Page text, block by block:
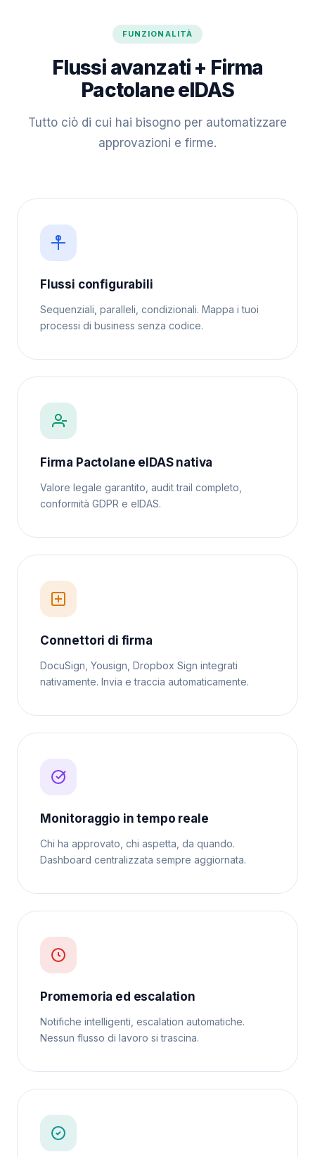
FUNZIONALITÀ
Flussi avanzati + Firma
Pactolane eIDAS
Tutto ciò di cui hai bisogno per automatizzare
approvazioni e firme.
Flussi configurabili
Sequenziali, paralleli, condizionali. Mappa i tuoi
processi di business senza codice.
Firma Pactolane eIDAS nativa
Valore legale garantito, audit trail completo,
conformità GDPR e eIDAS.
Connettori di firma
DocuSign, Yousign, Dropbox Sign integrati
nativamente. Invia e traccia automaticamente.
Monitoraggio in tempo reale
Chi ha approvato, chi aspetta, da quando.
Dashboard centralizzata sempre aggiornata.
Promemoria ed escalation
Notifiche intelligenti, escalation automatiche.
Nessun flusso di lavoro si trascina.